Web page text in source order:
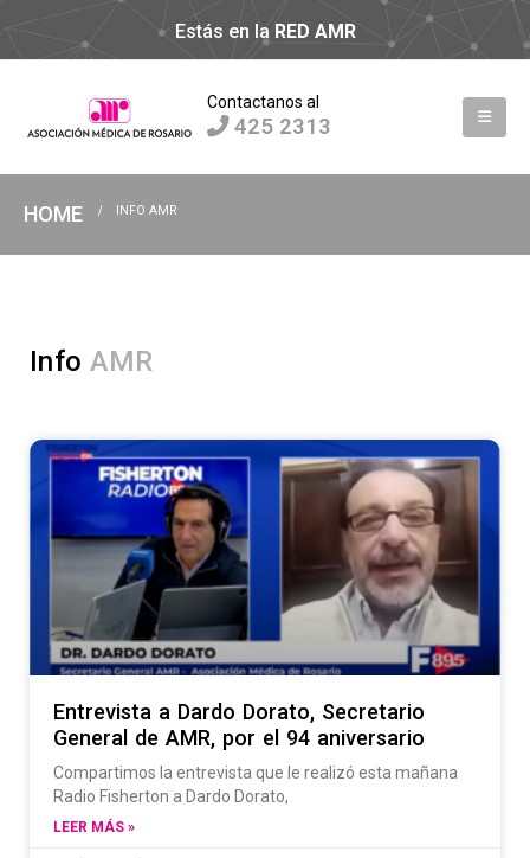
Estás en la RED AMR
Contactanos al
425 2313
HOME INFO AMR
Info AMR
Entrevista a Dardo Dorato, Secretario
General de AMR, por el 94 aniversario
Compartimos la entrevista que le realizó esta mañana
Radio Fisherton a Dardo Dorato,
LEER MÁS »